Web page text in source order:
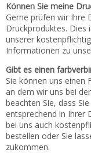
Können Sie meine
Gerne prüfen wir Ihre
Druckproduktes. Dies
unserer
Informationen zu
Gibt es einen
Sie können uns einen
an dem wir uns bei
beachten Sie, dass
entsprechend in Ihrer
bei uns auch
bestellen oder Sie
zukommen.